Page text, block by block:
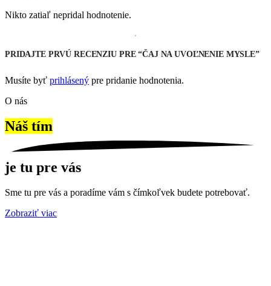
Nikto zatiaľ nepridal hodnotenie.
PRIDAJTE PRVÚ RECENZIU PRE “ČAJ NA UVOĽNENIE MYSLE”
Musíte byť prihlásený pre pridanie hodnotenia.
O nás
Náš tím
je tu pre vás
Sme tu pre vás a poradíme vám s čímkoľvek budete potrebovať.
Zobraziť viac